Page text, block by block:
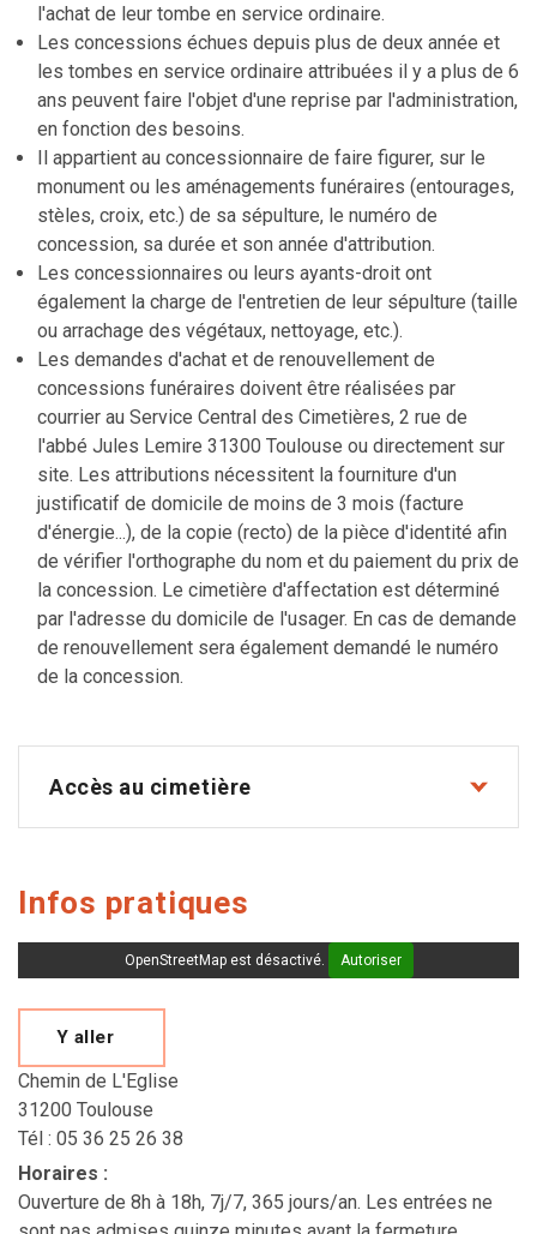
l'achat de leur tombe en service ordinaire.
Les concessions échues depuis plus de deux année et
les tombes en service ordinaire attribuées il y a plus de 6
ans peuvent faire l'objet d'une reprise par l'administration,
en fonction des besoins.
Il appartient au concessionnaire de faire figurer, sur le
monument ou les aménagements funéraires (entourages,
stèles, croix, etc.) de sa sépulture, le numéro de
concession, sa durée et son année d'attribution.
Les concessionnaires ou leurs ayants-droit ont
également la charge de l'entretien de leur sépulture (taille
ou arrachage des végétaux, nettoyage, etc.).
Les demandes d'achat et de renouvellement de
concessions funéraires doivent être réalisées par
courrier au Service Central des Cimetières, 2 rue de
l'abbé Jules Lemire 31300 Toulouse ou directement sur
site. Les attributions nécessitent la fourniture d'un
justificatif de domicile de moins de 3 mois (facture
d'énergie...), de la copie (recto) de la pièce d'identité afin
de vérifier l'orthographe du nom et du paiement du prix de
la concession. Le cimetière d'affectation est déterminé
par l'adresse du domicile de l'usager. En cas de demande
de renouvellement sera également demandé le numéro
de la concession.
Accès au cimetière
Infos pratiques
OpenStreetMap est désactivé. Autoriser
Y aller
Chemin de L'Eglise
31200 Toulouse
Tél : 05 36 25 26 38
Horaires :
Ouverture de 8h à 18h, 7j/7, 365 jours/an. Les entrées ne